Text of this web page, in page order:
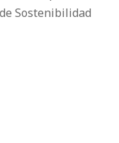
Sostenibilidad